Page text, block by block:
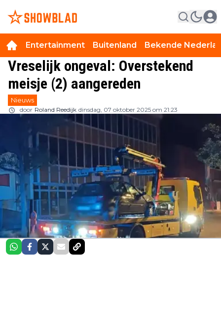
Entertainment Buitenland Bekende
Vreselijk ongeval: Overstekend
meisje (2) aangereden
Nieuws
door Roland Reedijk dinsdag, 07 oktober 2025 om 21:23